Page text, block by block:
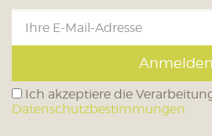
Anmelden
Ich akzeptiere die
Datenschutzbestimmungen